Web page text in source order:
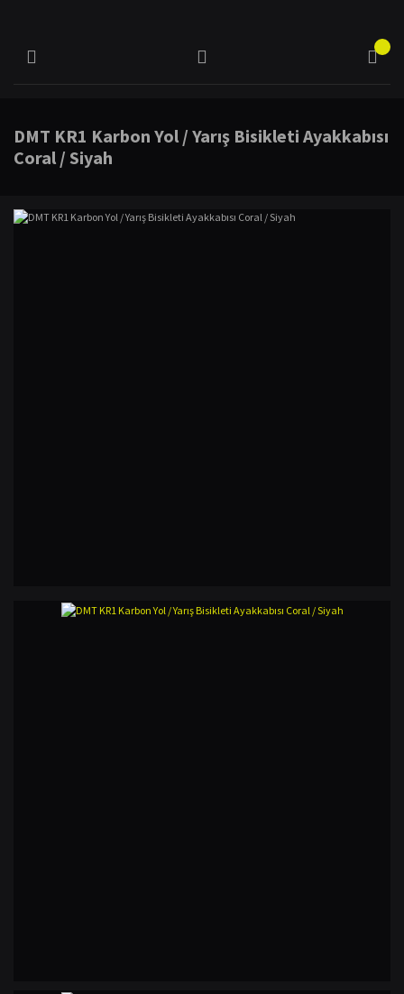
DMT KR1 Karbon Yol / Yarış Bisikleti Ayakkabısı
Coral / Siyah